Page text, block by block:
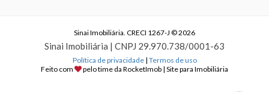
Sinai Imobiliária. CRECI 1267-J © 2026
Sinai Imobiliária | CNPJ 29.970.738/0001-63
Política de privacidade| Termos de uso
Feito com
pelo time da RocketImob | Site para Imobiliária